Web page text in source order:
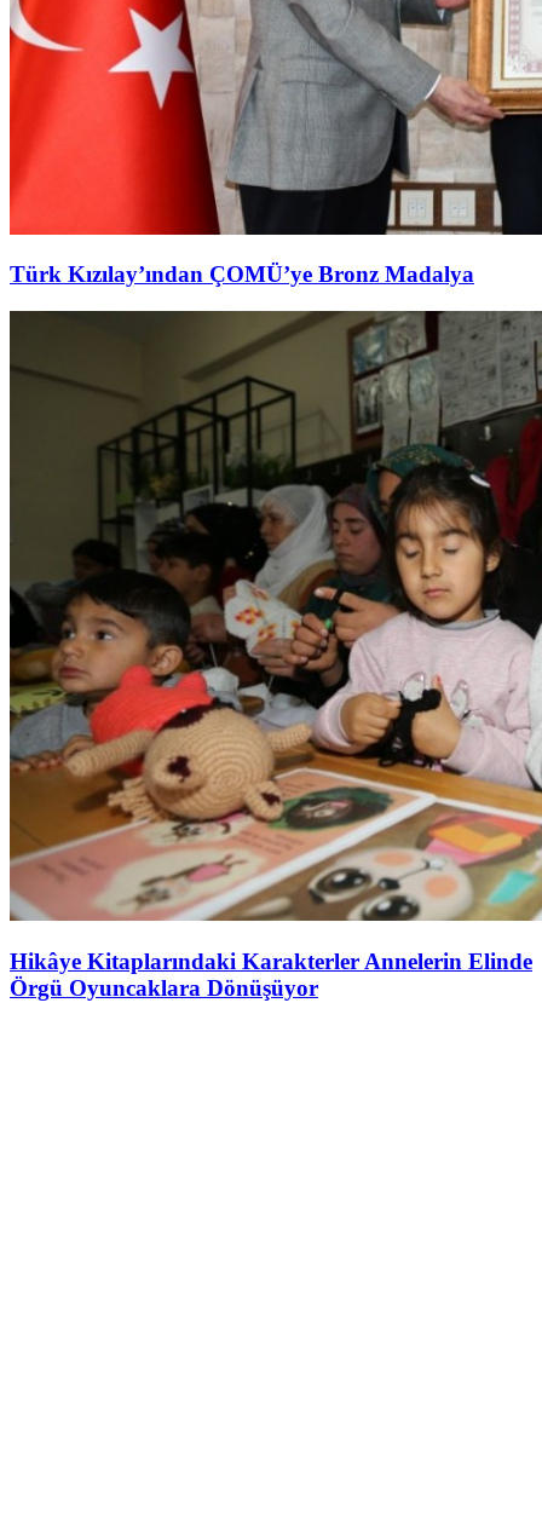
Türk Kızılay’ından ÇOMÜ’ye Bronz Madalya
Hikâye Kitaplarındaki Karakterler Annelerin Elinde
Örgü Oyuncaklara Dönüşüyor